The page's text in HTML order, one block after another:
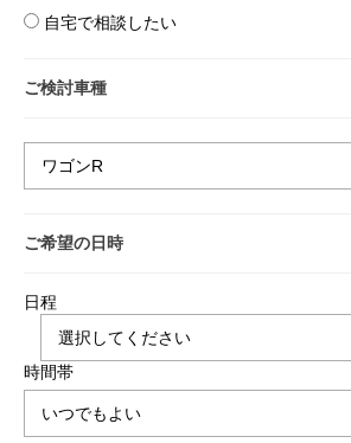
自宅で相談したい
ご検討車種
ご希望の日時
日程
時間帯